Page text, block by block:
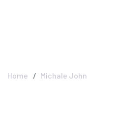
Home Michale John